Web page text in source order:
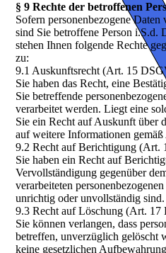
§ 9 Rechte der betroffenen
Sofern personenbezogene
sind Sie betroffene Person i.S.d.
stehen Ihnen folgende Rechte
zu:
9.1 Auskunftsrecht (Art. 15
Sie haben das Recht, eine
Sie betreffende
verarbeitet werden. Liegt eine
Sie ein Recht auf Auskunft über
auf weitere Informationen
9.2 Recht auf Berichtigung (Art.
Sie haben ein Recht auf
Vervollständigung gegenüber
verarbeiteten
unrichtig oder unvollständig sind.
9.3 Recht auf Löschung (Art.
Sie können verlangen, dass
betreffen, unverzüglich gelöscht
keine gesetzlichen